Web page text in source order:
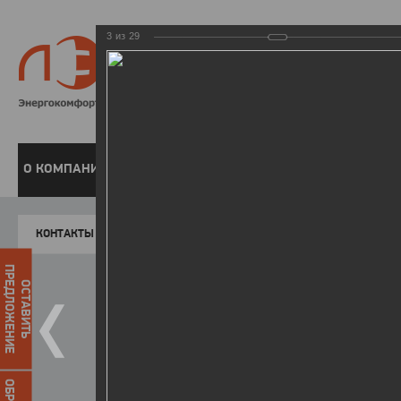
8 800
О КОМПАНИИ
КОНТАКТЫ
ОСТАВИТЬ
ПРЕДЛОЖЕНИЕ
3 из 29